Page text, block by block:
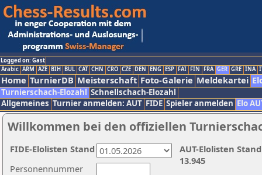
Logged on: Gast
Arabic ARM AZE BIH BUL CAT CHN CRO CZE DEN ENG ESP FAI FIN FRA GER GRE INA
Home TurnierDB Meisterschaft Foto-Galerie Meldekartei
Turnierschach-Elozahl Schnellschach-Elozahl
Allgemeines Turnier anmelden: AUT FIDE Spieler anmelden Elo
Willkommen bei den offiziellen
Personennummer
AUT-Elolisten
13.945
FIDE-Elolisten Stand